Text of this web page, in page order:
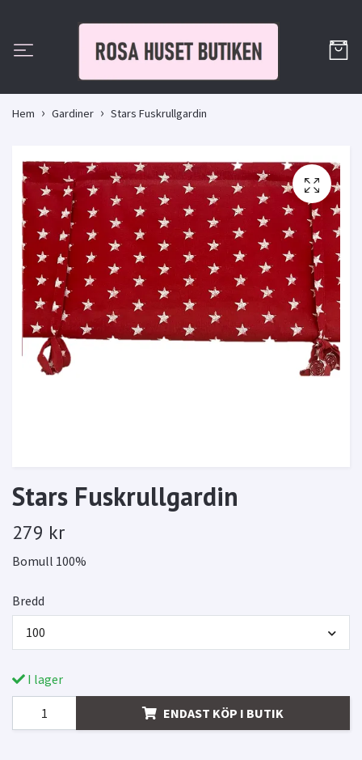
Hem Gardiner Stars Fuskrullgardin
Stars Fuskrullgardin
279 kr
Bomull 100%
Bredd
100
I lager
ENDAST KÖP I BUTIK